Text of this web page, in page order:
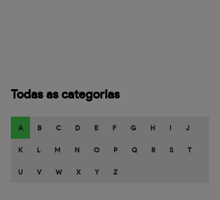
Todas as categorias
A B C D E F G H J
K L M N O P Q R S T
U V W X Y Z